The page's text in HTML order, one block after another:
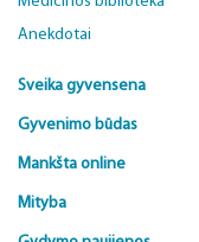
Anekdotai
Sveika gyvensena
Gyvenimo būdas
Mankšta online
Mityba